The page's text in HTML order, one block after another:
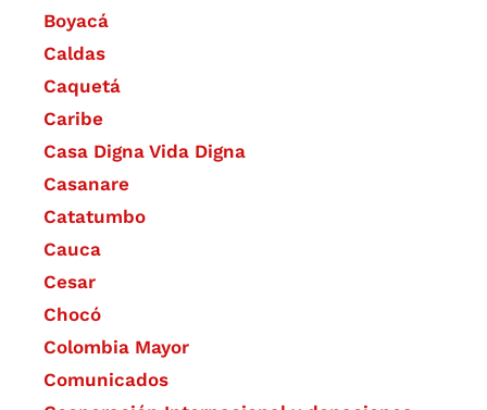
Boyacá
Caldas
Caquetá
Caribe
Casa Digna Vida Digna
Casanare
Catatumbo
Cauca
Cesar
Chocó
Colombia Mayor
Comunicados